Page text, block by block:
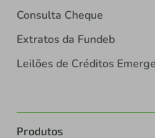
Consulta Cheque
Extratos da Fundeb
Leilões de Créditos
Produtos